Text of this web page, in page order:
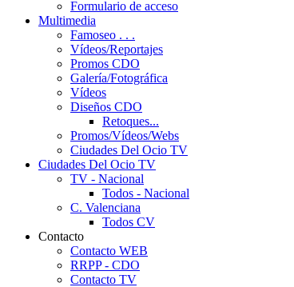
Formulario de acceso
Multimedia
Famoseo . . .
Vídeos/Reportajes
Promos CDO
Galería/Fotográfica
Vídeos
Diseños CDO
Retoques...
Promos/Vídeos/Webs
Ciudades Del Ocio TV
Ciudades Del Ocio TV
TV - Nacional
Todos - Nacional
C. Valenciana
Todos CV
Contacto
Contacto WEB
RRPP - CDO
Contacto TV